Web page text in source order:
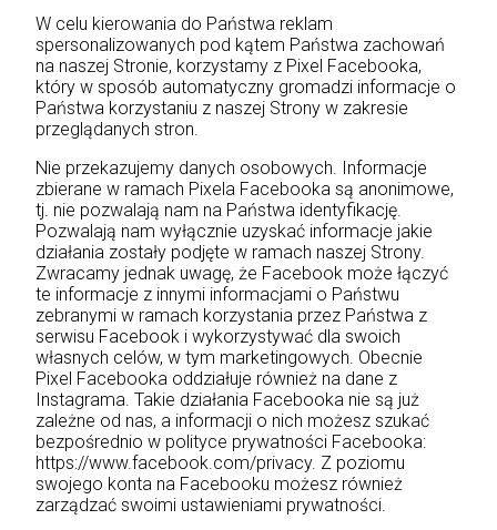
W celu kierowania do Państwa reklam
spersonalizowanych pod kątem Państwa zachowań
na naszej Stronie, korzystamy z Pixel Facebooka,
który w sposób automatyczny gromadzi informacje o
Państwa korzystaniu z naszej Strony w zakresie
przeglądanych stron.
Nie przekazujemy danych osobowych. Informacje
zbierane w ramach Pixela Facebooka są anonimowe,
tj. nie pozwalają nam na Państwa identyfikację.
Pozwalają nam wyłącznie uzyskać informacje jakie
działania zostały podjęte w ramach naszej Strony.
Zwracamy jednak uwagę, że Facebook może łączyć
te informacje z innymi informacjami o Państwu
zebranymi w ramach korzystania przez Państwa z
serwisu Facebook i wykorzystywać dla swoich
własnych celów, w tym marketingowych. Obecnie
Pixel Facebooka oddziałuje również na dane z
Instagrama. Takie działania Facebooka nie są już
zależne od nas, a informacji o nich możesz szukać
bezpośrednio w polityce prywatności Facebooka:
https://www.facebook.com/privacy. Z poziomu
swojego konta na Facebooku możesz również
zarządzać swoimi ustawieniami prywatności.